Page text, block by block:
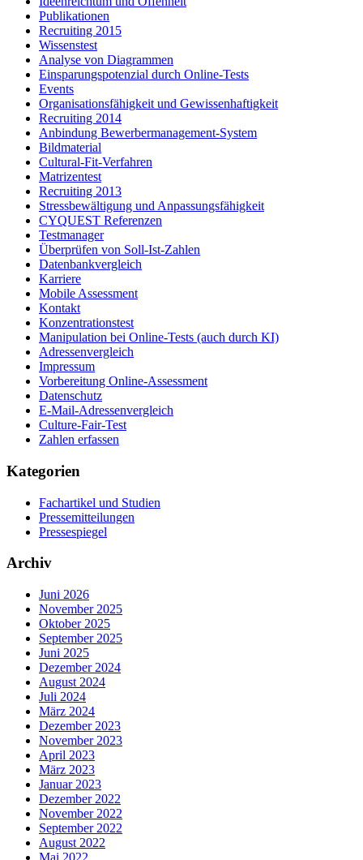
Publikationen
Recruiting 2015
Wissenstest
Analyse von Diagrammen
Einsparungspotenzial durch Online-Tests
Events
Organisationsfähigkeit und Gewissenhaftigkeit
Recruiting 2014
Anbindung Bewerbermanagement-System
Bildmaterial
Cultural-Fit-Verfahren
Matrizentest
Recruiting 2013
Stressbewältigung und Anpassungsfähigkeit
CYQUEST Referenzen
Testmanager
Überprüfen von Soll-Ist-Zahlen
Datenbankvergleich
Karriere
Mobile Assessment
Kontakt
Konzentrationstest
Manipulation bei Online-Tests (auch durch KI)
Adressenvergleich
Impressum
Vorbereitung Online-Assessment
Datenschutz
E-Mail-Adressenvergleich
Culture-Fair-Test
Zahlen erfassen
Kategorien
Fachartikel und Studien
Pressemitteilungen
Pressespiegel
Archiv
Juni 2026
November 2025
Oktober 2025
September 2025
Juni 2025
Dezember 2024
August 2024
Juli 2024
März 2024
Dezember 2023
November 2023
April 2023
März 2023
Januar 2023
Dezember 2022
November 2022
September 2022
August 2022
Mai 2022